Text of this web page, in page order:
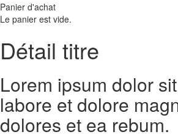
Panier d'achat
Le panier est vide.
Détail titre
Lorem ipsum dolor
labore et dolore
dolores et ea rebum.